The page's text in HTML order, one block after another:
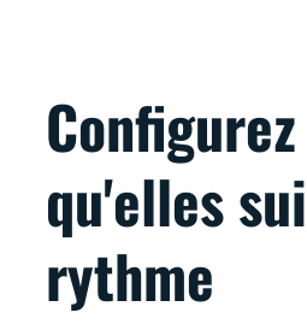
qu'elles
rythme